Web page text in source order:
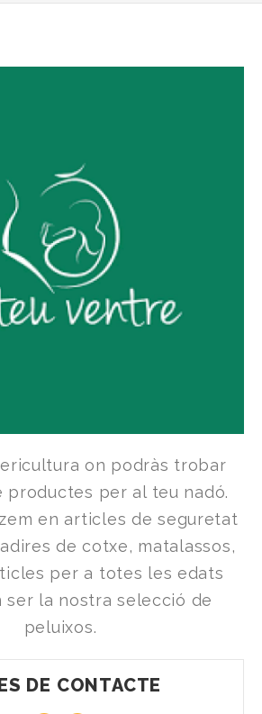
on podràs trobar
productes per al teu nadó.
en articles de seguretat
de cotxe, matalassos,
per a totes les edats
ser la nostra selecció de
peluixos.
DE CONTACTE